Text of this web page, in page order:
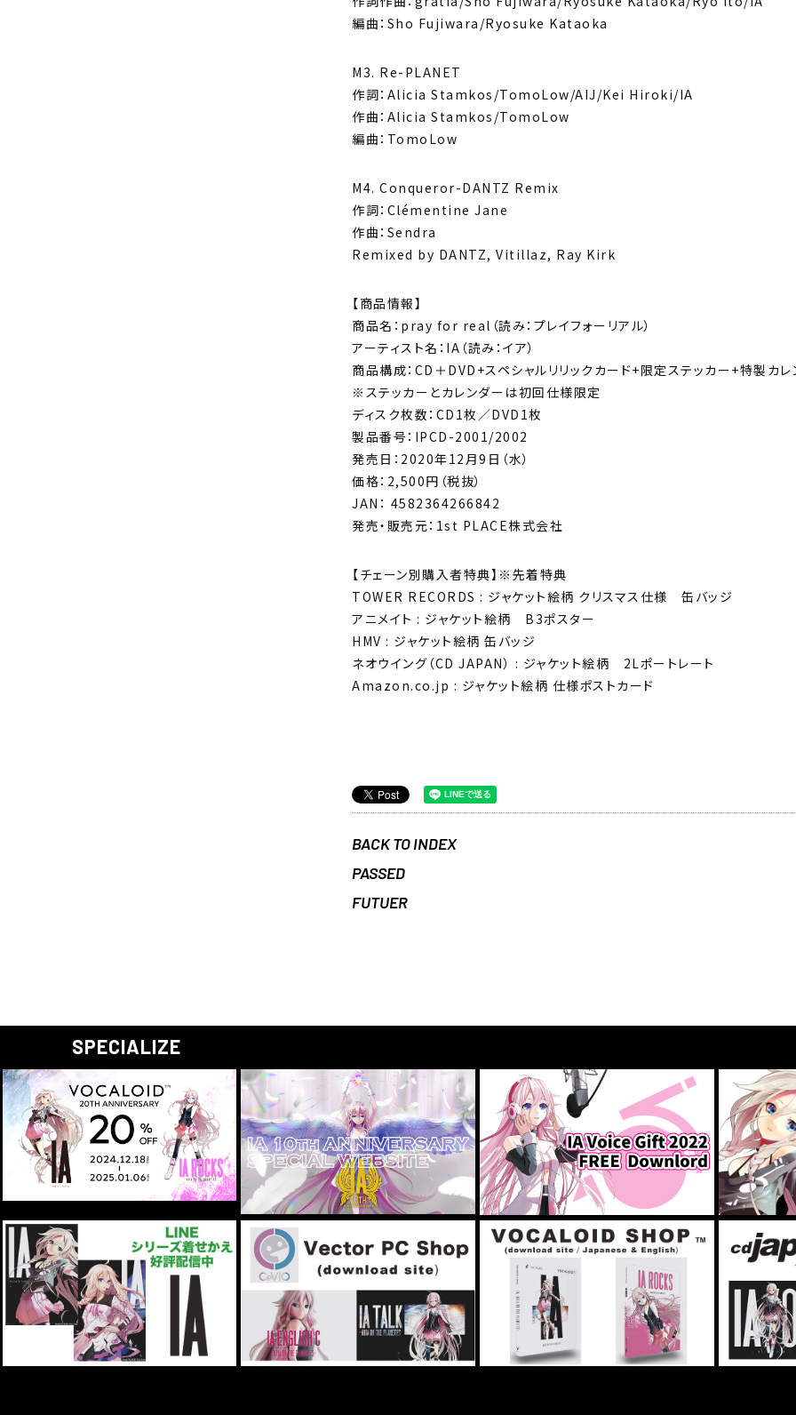
編曲：Sho Fujiwara/Ryosuke Kataoka
M3. Re-PLANET
作詞：Alicia Stamkos/TomoLow/AIJ/Kei Hiroki/IA
作曲：Alicia Stamkos/TomoLow
編曲：TomoLow
M4. Conqueror-DANTZ Remix
作詞：Clémentine Jane
作曲：Sendra
Remixed by DANTZ, Vitillaz, Ray Kirk
【商品情報】
商品名：pray for real（読み：プレイフォーリアル）
アーティスト名：IA（読み：イア）
商品構成：CD＋DVD+スペシャルリリックカード+限定ステッカー+特製カ
※ステッカーとカレンダーは初回仕様限定
ディスク枚数：CD1枚／DVD1枚
製品番号：IPCD-2001/2002
発売日：2020年12月9日（水）
価格：2,500円（税抜）
JAN： 4582364266842
発売・販売元：1st PLACE株式会社
【チェーン別購入者特典】※先着特典
TOWER RECORDS : ジャケット絵柄 クリスマス仕様 缶バッジ
アニメイト : ジャケット絵柄 B3ポスター
HMV : ジャケット絵柄 缶バッジ
ネオウイング（CD JAPAN） : ジャケット絵柄 2Lポートレート
Amazon.co.jp : ジャケット絵柄 仕様ポストカード
BACK TO INDEX
PASSED
FUTUER
SPECIALIZE